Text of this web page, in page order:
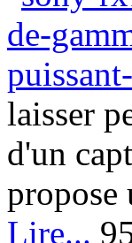
laisser
d'un
propose
Lire...